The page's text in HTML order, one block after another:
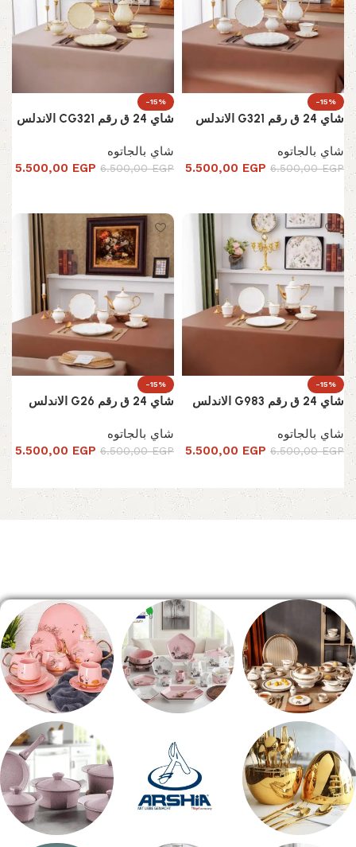
-15%
شاي 24 ق رقم G321 الاندلس
شاي بالجاتوه
6.500,00EGP
5.500,00 EGP
-15%
شاي 24 ق رقم CG321 الاندلس
شاي بالجاتوه
6.500,00EGP
5.500,00 EGP
-15%
شاي 24 ق رقم G983 الاندلس
شاي بالجاتوه
6.500,00EGP
5.500,00 EGP
-15%
شاي 24 ق رقم G26 الاندلس
شاي بالجاتوه
6.500,00EGP
5.500,00 EGP
طقم سفره شاي بالجاتوه